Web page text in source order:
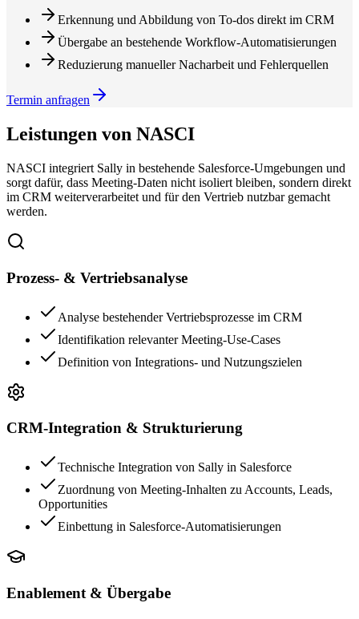
Erkennung und Abbildung von To-dos direkt im CRM
Übergabe an bestehende Workflow-Automatisierungen
Reduzierung manueller Nacharbeit und Fehlerquellen
Termin anfragen
Leistungen von NASCI
NASCI integriert Sally in bestehende Salesforce-Umgebungen und
sorgt dafür, dass Meeting-Daten nicht isoliert bleiben, sondern direkt
im CRM weiterverarbeitet und für den Vertrieb nutzbar gemacht
werden.
Prozess- & Vertriebsanalyse
Analyse bestehender Vertriebsprozesse im CRM
Identifikation relevanter Meeting-Use-Cases
Definition von Integrations- und Nutzungszielen
CRM-Integration & Strukturierung
Technische Integration von Sally in Salesforce
Zuordnung von Meeting-Inhalten zu Accounts, Leads,
Opportunities
Einbettung in Salesforce-Automatisierungen
Enablement & Übergabe